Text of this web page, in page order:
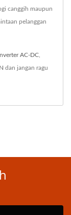
canggih maupun
pelanggan
AC-DC
dan jangan ragu